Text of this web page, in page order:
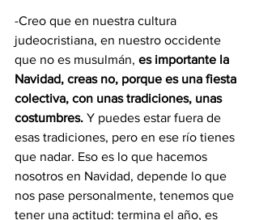
-Creo que en nuestra cultura
judeocristiana, en nuestro occidente
que no es musulmán, es importante la
Navidad, creas no, porque es una fiesta
colectiva, con unas tradiciones, unas
costumbres. Y puedes estar fuera de
esas tradiciones, pero en ese río tienes
que nadar. Eso es lo que hacemos
nosotros en Navidad, depende lo que
nos pase personalmente, tenemos que
tener una actitud: termina el año, es